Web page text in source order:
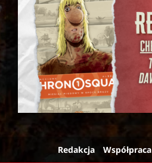
Redakcja Współpraca